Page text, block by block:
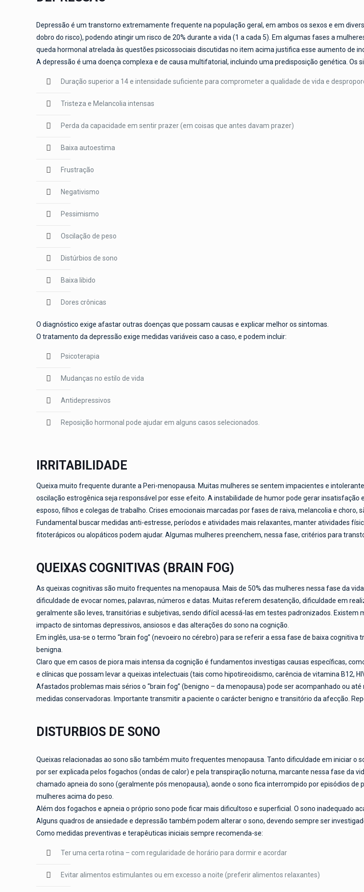
Depressão é um transtorno extremamente frequente na população geral, em ambos os sexos e em
dobro do risco), podendo atingir um risco de 20% durante a vida (1 a cada 5). Em algumas fases a
queda hormonal atrelada às questões psicossociais discutidas no item acima justifica esse aumento de
A depressão é uma doença complexa e de causa multifatorial, incluindo uma predisposição genética. Os
Duração superior a 14 e intensidade suficiente para comprometer a qualidade de vida e
Tristeza e Melancolia intensas
Perda da capacidade em sentir prazer (em coisas que antes davam prazer)
Baixa autoestima
Frustração
Negativismo
Pessimismo
Oscilação de peso
Distúrbios de sono
Baixa libido
Dores crônicas
O diagnóstico exige afastar outras doenças que possam causas e explicar melhor os sintomas.
O tratamento da depressão exige medidas variáveis caso a caso, e podem incluir:
Psicoterapia
Mudanças no estilo de vida
Antidepressivos
Reposição hormonal pode ajudar em alguns casos selecionados.
IRRITABILIDADE
Queixa muito frequente durante a Peri-menopausa. Muitas mulheres se sentem impacientes e
oscilação estrogênica seja responsável por esse efeito. A instabilidade de humor pode gerar
esposo, filhos e colegas de trabalho. Crises emocionais marcadas por fases de raiva, melancolia e choro,
Fundamental buscar medidas anti-estresse, períodos e atividades mais relaxantes, manter atividades
fitoterápicos ou alopáticos podem ajudar. Algumas mulheres preenchem, nessa fase, critérios para
QUEIXAS COGNITIVAS (BRAIN FOG)
As queixas cognitivas são muito frequentes na menopausa. Mais de 50% das mulheres nessa fase da
dificuldade de evocar nomes, palavras, números e datas. Muitas referem desatenção, dificuldade em
geralmente são leves, transitórias e subjetivas, sendo difícil acessá-las em testes padronizados.
impacto de sintomas depressivos, ansiosos e das alterações do sono na cognição.
Em inglês, usa-se o termo “brain fog” (nevoeiro no cérebro) para se referir a essa fase de baixa
benigna.
Claro que em casos de piora mais intensa da cognição é fundamentos investigas causas específicas,
e clínicas que possam levar a queixas intelectuais (tais como hipotireoidismo, carência de vitamina B12,
Afastados problemas mais sérios o “brain fog” (benigno – da menopausa) pode ser acompanhado ou
medidas conservadoras. Importante transmitir a paciente o carácter benigno e transitório da afecção.
DISTURBIOS DE SONO
Queixas relacionadas ao sono são também muito frequentes menopausa. Tanto dificuldade em iniciar o
por ser explicada pelos fogachos (ondas de calor) e pela transpiração noturna, marcante nessa fase da
chamado apneia do sono (geralmente pós menopausa), aonde o sono fica interrompido por episódios
mulheres acima do peso.
Além dos fogachos e apneia o próprio sono pode ficar mais dificultoso e superficial. O sono inadequado
Alguns quadros de ansiedade e depressão também podem alterar o sono, devendo sempre ser
Como medidas preventivas e terapêuticas iniciais sempre recomenda-se:
Ter uma certa rotina – com regularidade de horário para dormir e acordar
Evitar alimentos estimulantes ou em excesso a noite (preferir alimentos relaxantes)